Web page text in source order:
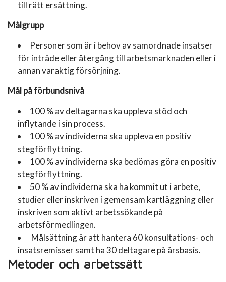
till rätt ersättning.
Målgrupp
Personer som är i behov av samordnade insatser
för inträde eller återgång till arbetsmarknaden eller i
annan varaktig försörjning.
Mål på förbundsnivå
100 % av deltagarna ska uppleva stöd och
inflytande i sin process.
100 % av individerna ska uppleva en positiv
stegförflyttning.
100 % av individerna ska bedömas göra en positiv
stegförflyttning.
50 % av individerna ska ha kommit ut i arbete,
studier eller inskriven i gemensam kartläggning eller
inskriven som aktivt arbetssökande på
arbetsförmedlingen.
Målsättning är att hantera 60 konsultations- och
insatsremisser samt ha 30 deltagare på årsbasis.
Metoder och arbetssätt